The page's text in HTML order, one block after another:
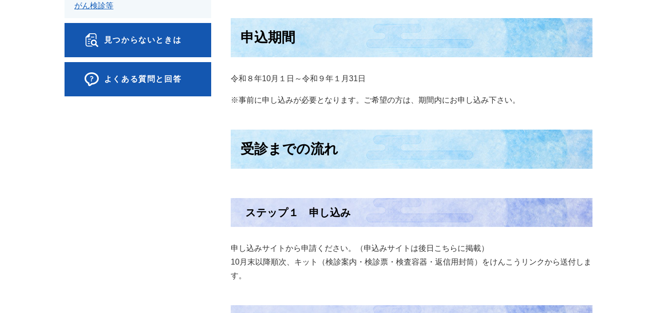
申込期間
令和８年10月１日～令和９年１月31日
※事前に申し込みが必要となります。ご希望の方は、期間内にお申し込み下さい。
受診までの流れ
ステップ１ 申し込み
申し込みサイトから申請ください。（申込みサイトは後日こちらに掲載）
10月末以降順次、キット（検診案内・検診票・検査容器・返信用封筒）をけんこうリンクから送付しま
す。
がん検診等
見つからないときは
よくある質問と回答